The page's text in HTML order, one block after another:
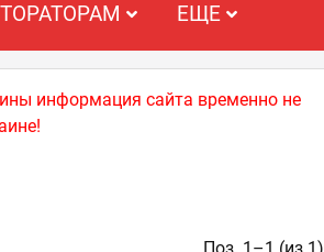
ЕЩЕ
информация сайта временно не